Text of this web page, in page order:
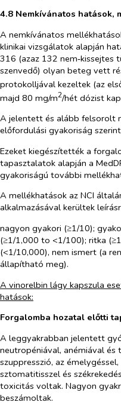
4.8 Nemkívánatos hatások,
A nemkívánatos
klinikai vizsgálatok alapján
316 (azaz 132 nem‑kissejtes
szenvedő) olyan beteg vett
protokolljával kezeltek (az
majd 80 mg/m2/hét dózist
A jelentett és alább felsorolt
előfordulási gyakoriság
Ezeket kiegészítették a
tapasztalatok alapján a
gyakoriságú további
A mellékhatások az NCI
alkalmazásával kerültek
nagyon gyakori (≥1/10);
(≥1/1,000 to <1/100); ritka
(<1/10,000), nem ismert (a
állapítható meg).
A vinorelbin lágy kapszula
hatások:
Forgalomba hozatal előtti
A leggyakrabban jelentett
neutropéniával, anémiával
szuppresszió, az
sztomatitisszel és
toxicitás voltak. Nagyon
beszámoltak.